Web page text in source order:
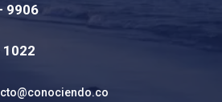
9906